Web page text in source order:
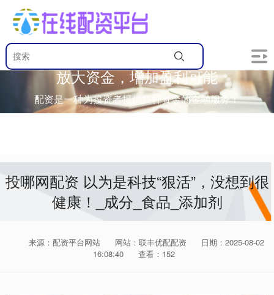
放大资金，增加盈利可能
配资是一种为投资者提供杠杆资金的金融服务！
投哪网配资 以为是科技“狠活”，没想到很
健康！_成分_食品_添加剂
来源：配资平台网站 网站：联丰优配配资
日期：2025-08-02
16:08:40
查看：152